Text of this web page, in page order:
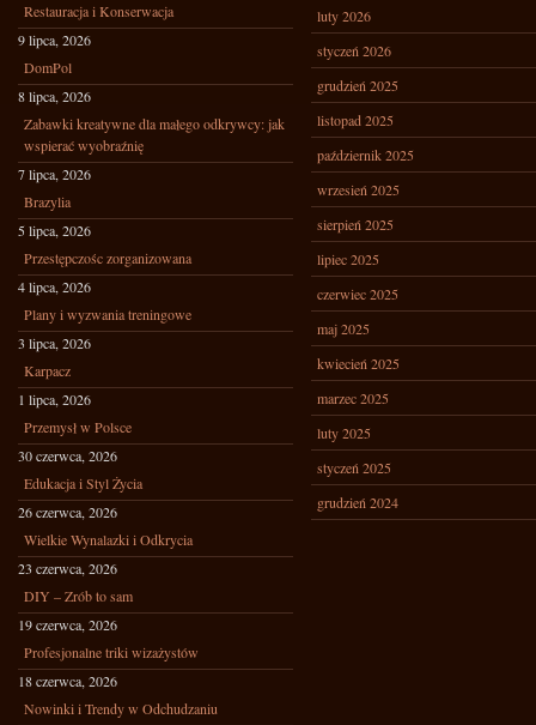
Restauracja i Konserwacja
9 lipca, 2026
DomPol
8 lipca, 2026
Zabawki kreatywne dla małego odkrywcy: jak
wspierać wyobraźnię
7 lipca, 2026
Brazylia
5 lipca, 2026
Przestępczośc zorganizowana
4 lipca, 2026
Plany i wyzwania treningowe
3 lipca, 2026
Karpacz
1 lipca, 2026
Przemysł w Polsce
30 czerwca, 2026
Edukacja i Styl Życia
26 czerwca, 2026
Wielkie Wynalazki i Odkrycia
23 czerwca, 2026
DIY – Zrób to sam
19 czerwca, 2026
Profesjonalne triki wizażystów
18 czerwca, 2026
Nowinki i Trendy w Odchudzaniu
luty 2026
styczeń 2026
grudzień 2025
listopad 2025
październik 2025
wrzesień 2025
sierpień 2025
lipiec 2025
czerwiec 2025
maj 2025
kwiecień 2025
marzec 2025
luty 2025
styczeń 2025
grudzień 2024